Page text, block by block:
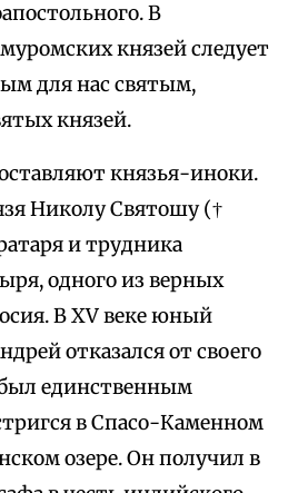
В
князей следует
для нас святым,
князей.
князья-иноки.
Николу Святошу (†
и трудника
одного из верных
В XV веке юный
отказался от своего
был единственным
в Спасо-Каменном
озере. Он получил в